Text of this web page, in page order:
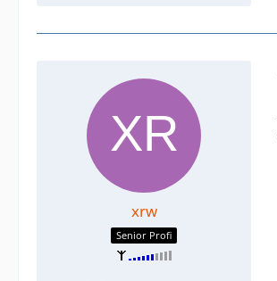
xrw
Senior Profi